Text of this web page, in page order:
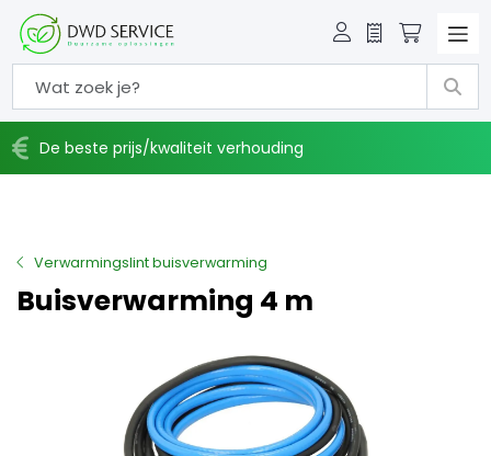
Offerte
De beste prijs/kwaliteit verhouding
Verwarmingslint buisverwarming
Buisverwarming 4 m